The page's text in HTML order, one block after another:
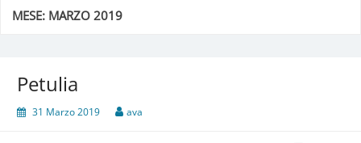
MESE: MARZO 2019
Petulia
31 Marzo 2019 ava